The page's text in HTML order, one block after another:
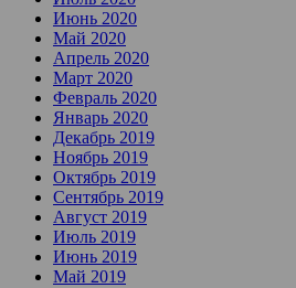
Июнь 2020
Май 2020
Апрель 2020
Март 2020
Февраль 2020
Январь 2020
Декабрь 2019
Ноябрь 2019
Октябрь 2019
Сентябрь 2019
Август 2019
Июль 2019
Июнь 2019
Май 2019